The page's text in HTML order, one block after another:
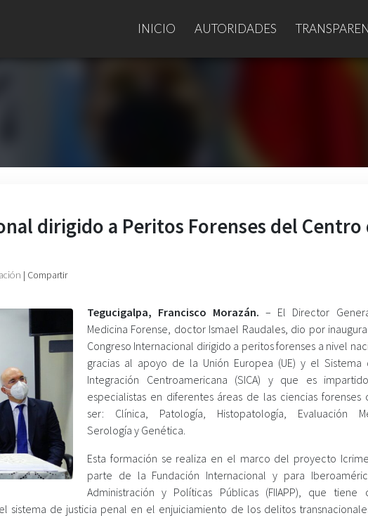
INICIO AUTORIDADES
dirigido a Peritos Forenses del Centro
| Compartir
Tegucigalpa, Francisco Morazán.– El Director
Medicina Forense, doctor Ismael Raudales, dio por
Congreso Internacional dirigido a peritos forenses a nivel
gracias al apoyo de la Unión Europea (UE) y el Sistema
Integración Centroamericana (SICA) y que es
especialistas en diferentes áreas de las ciencias forenses
ser: Clínica, Patología, Histopatología, Evaluación
Serología y Genética.
Esta formación se realiza en el marco del proyecto
parte de la Fundación Internacional y para
Administración y Políticas Públicas (FIIAPP), que tiene
sistema de justicia penal en el enjuiciamiento de los delitos